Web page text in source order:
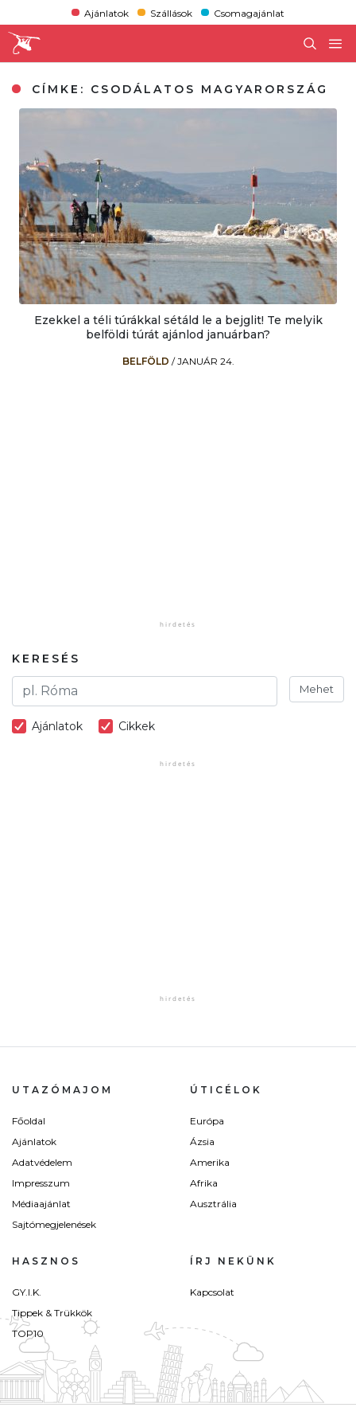
Ajánlatok Szállások Csomagajánlat
CÍMKE: CSODÁLATOS MAGYARORSZÁG
Ezekkel a téli túrákkal sétáld le a bejglit! Te melyik
belföldi túrát ajánlod januárban?
BELFÖLD /JANUÁR 24.
KERESÉS
Mehet
Ajánlatok Cikkek
UTAZÓMAJOM
Főoldal
Ajánlatok
Adatvédelem
Impresszum
Médiaajánlat
Sajtómegjelenések
ÚTICÉLOK
Európa
Ázsia
Amerika
Afrika
Ausztrália
HASZNOS
GY.I.K.
Tippek & Trükkök
TOP10
ÍRJ NEKÜNK
Kapcsolat